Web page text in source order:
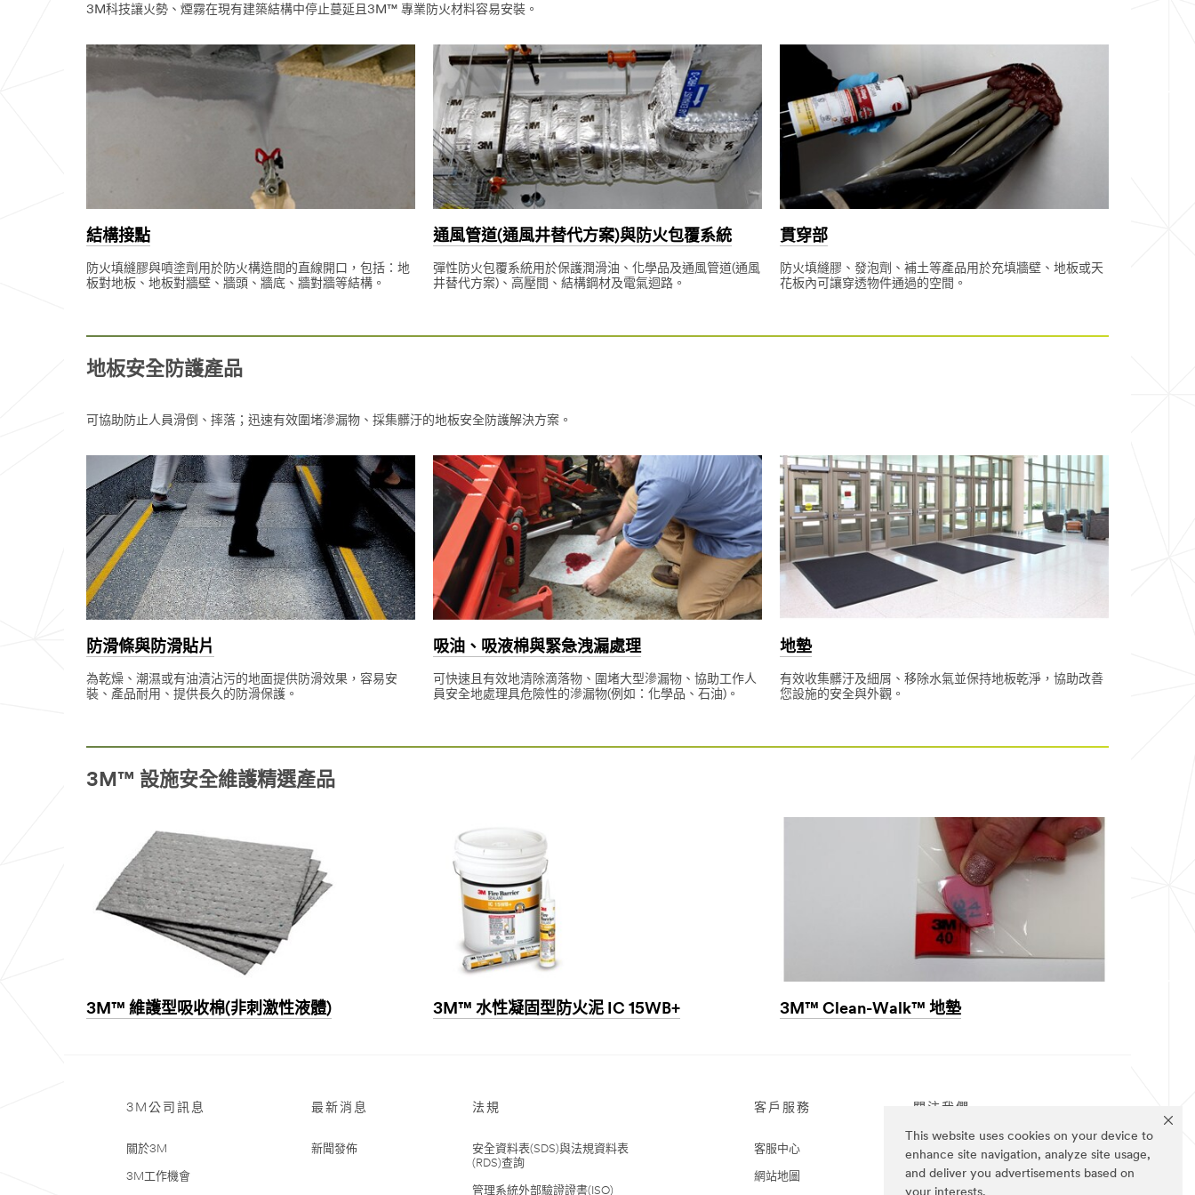
This website uses cookies on your device to
enhance site navigation, analyze site usage,
and deliver you advertisements based on
3M科技讓火勢、煙霧在現有建築結構中停止蔓延且3M™ 專業防火材料容易安裝。
結構接點
防火填縫膠與噴塗劑用於防火構造間的直線開口，包括：地
板對地板、地板對牆壁、牆頭、牆底、牆對牆等結構。
通風管道(通風井替代方案)與防火包覆系統
彈性防火包覆系統用於保護潤滑油、化學品及通風管道(通風
井替代方案)、高壓間、結構鋼材及電氣迴路。
貫穿部
防火填縫膠、發泡劑、補土等產品用於充填牆壁、地板或天
花板內可讓穿透物件通過的空間。
地板安全防護產品
可協助防止人員滑倒、摔落；迅速有效圍堵滲漏物、採集髒汙的地板安全防護解決方案。
防滑條與防滑貼片
為乾燥、潮濕或有油漬沾污的地面提供防滑效果，容易安
裝、產品耐用、提供長久的防滑保護。
吸油、吸液棉與緊急洩漏處理
可快速且有效地清除滴落物、圍堵大型滲漏物、協助工作人
員安全地處理具危險性的滲漏物(例如：化學品、石油)。
地墊
有效收集髒汙及細屑、移除水氣並保持地板乾淨，協助改善
您設施的安全與外觀。
3M™ 設施安全維護精選產品
3M™ 維護型吸收棉(非刺激性液體) 3M™ 水性凝固型防火泥 IC 15WB+ 3M™ Clean-Walk™ 地墊
3M公司訊息
關於3M
3M工作機會
最新消息
新聞發佈
法規
安全資料表(SDS)與法規資料表
(RDS)查詢
管理系統外部驗證證書(ISO)
客戶服務
客服中心
網站地圖
關注我們